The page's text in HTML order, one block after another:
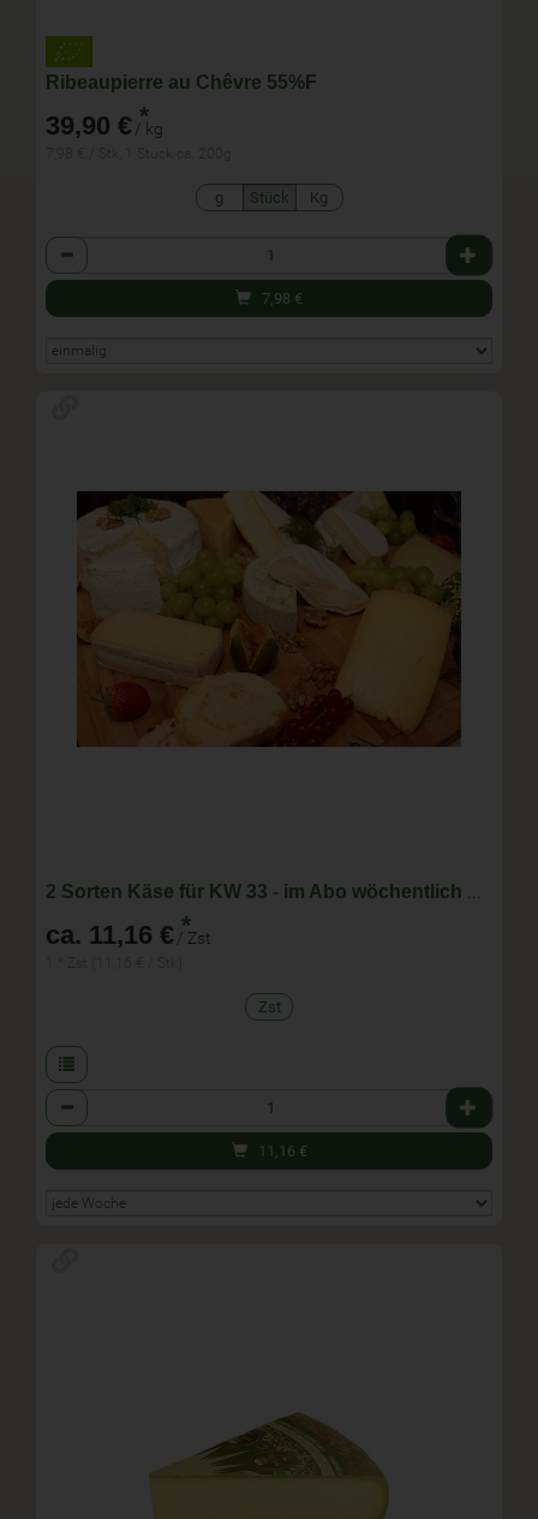
Ribeaupierre au Chêvre 55%F
39,90 € *
/ kg
g Stück Kg
Anzahl
7,98 €
ca. 11,16 € *
/ Zst
Zst
Anzahl
11,16 €